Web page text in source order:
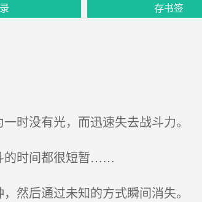
存书签
时没有光，而迅速失去战斗力。
的时间都很短暂……
然后通过未知的方式瞬间消失。